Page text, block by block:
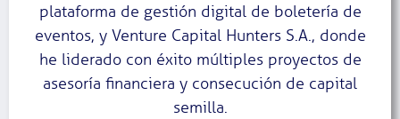
plataforma de gestión digital de boletería de
eventos, y Venture Capital Hunters S.A., donde
he liderado con éxito múltiples proyectos de
asesoría financiera y consecución de capital
semilla.